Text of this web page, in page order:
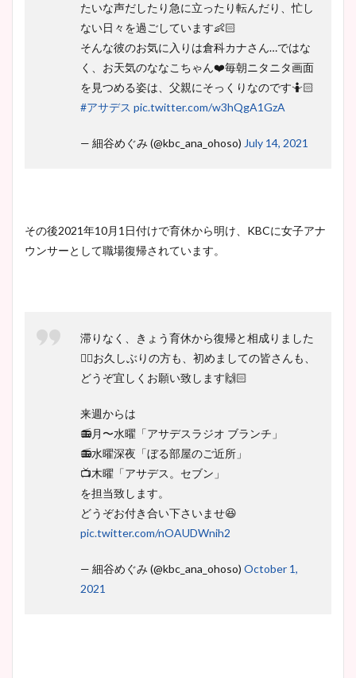
たいな声だしたり急に立ったり転んだり、忙し
ない日々を過ごしています👶🏻
そんな彼のお気に入りは倉科カナさん…ではな
く、お天気のななこちゃん❤️毎朝ニタニタ画面
を見つめる姿は、父親にそっくりなのです🤷🏻
#アサデス pic.twitter.com/w3hQgA1GzA
— 細谷めぐみ (@kbc_ana_ohoso) July 14, 2021
その後2021年10月1日付けで育休から明け、KBCに女子アナ
ウンサーとして職場復帰されています。
滞りなく、きょう育休から復帰と相成りました
🙇‍♀️お久しぶりの方も、初めましての皆さんも、
どうぞ宜しくお願い致します🙌🏻
来週からは
📻月〜水曜「アサデスラジオ ブランチ」
📻水曜深夜「ぼる部屋のご近所」
📺木曜「アサデス。セブン」
を担当致します。
どうぞお付き合い下さいませ😆
pic.twitter.com/nOAUDWnih2
— 細谷めぐみ (@kbc_ana_ohoso) October 1,
2021